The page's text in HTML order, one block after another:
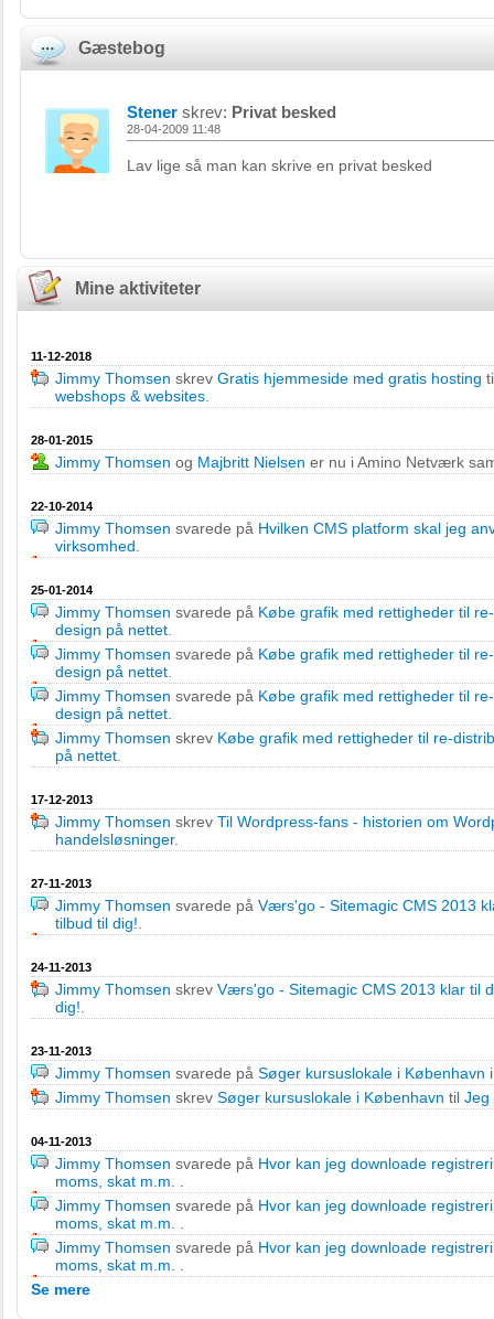
Gæstebog
Stener skrev: Privat besked
28-04-2009 11:48
Lav lige så man kan skrive en privat besked
Mine aktiviteter
11-12-2018
Jimmy Thomsen skrev Gratis hjemmeside med gratis hosting
webshops & websites
28-01-2015
Jimmy Thomsen og Majbritt Nielsen er nu i Amino Netværk
22-10-2014
Jimmy Thomsen svarede på Hvilken CMS platform skal jeg
virksomhed
25-01-2014
Jimmy Thomsen svarede på Købe grafik med rettigheder til
design på nettet
Jimmy Thomsen svarede på Købe grafik med rettigheder til
design på nettet
Jimmy Thomsen svarede på Købe grafik med rettigheder til
design på nettet
Jimmy Thomsen skrev Købe grafik med rettigheder til re-
på nettet
17-12-2013
Jimmy Thomsen skrev Til Wordpress-fans - historien om
handelsløsninger.
27-11-2013
Jimmy Thomsen svarede på Værs'go - Sitemagic CMS 2013
tilbud til dig!
24-11-2013
Jimmy Thomsen skrev Værs'go - Sitemagic CMS 2013 klar til
dig!
23-11-2013
Jimmy Thomsen svarede på Søger kursuslokale i København
Jimmy Thomsen skrev Søger kursuslokale i København til Jeg
04-11-2013
Jimmy Thomsen svarede på Hvor kan jeg downloade
moms, skat m.m.
Jimmy Thomsen svarede på Hvor kan jeg downloade
moms, skat m.m.
Jimmy Thomsen svarede på Hvor kan jeg downloade
moms, skat m.m.
Se mere